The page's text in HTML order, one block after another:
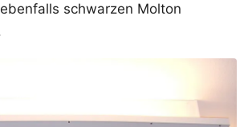
schwarzen Molton